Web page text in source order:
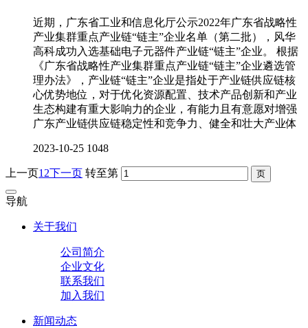
近期，广东省工业和信息化厅公示2022年广东省战略性
产业集群重点产业链“链主”企业名单（第二批），风华
高科成功入选基础电子元器件产业链“链主”企业。 根据
《广东省战略性产业集群重点产业链“链主”企业遴选管
理办法》，产业链“链主”企业是指处于产业链供应链核
心优势地位，对于优化资源配置、技术产品创新和产业
生态构建有重大影响力的企业，有能力且有意愿对增强
广东产业链供应链稳定性和竞争力、健全和壮大产业体
2023-10-25 1048
上一页1 2下一页 转至第
导航
关于我们
公司简介
企业文化
联系我们
加入我们
新闻动态